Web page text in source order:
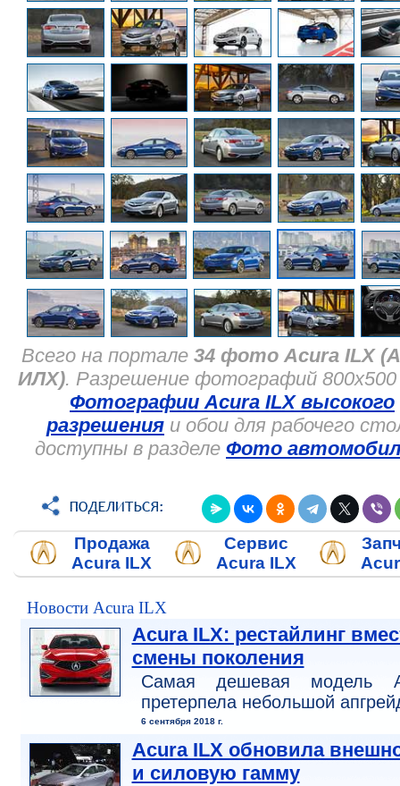
Всего на портале 34 фото Acura ILX
ИЛХ). Разрешение фотографий 800x500
Фотографии Acura ILX высокого
разрешения и обои для рабочего
доступны в разделе Фото
Продажа
Acura ILX
Сервис
Acura ILX
Новости Acura ILX
Acura ILX: рестайлинг
смены поколения
Самая дешевая модель
претерпела небольшой
6 сентября 2018 г.
Acura ILX обновила
и силовую гамму